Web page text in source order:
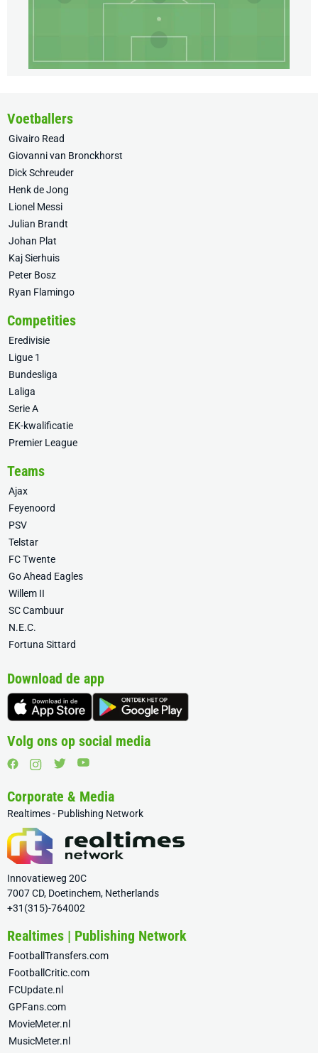
Voetballers
Givairo Read
Giovanni van Bronckhorst
Dick Schreuder
Henk de Jong
Lionel Messi
Julian Brandt
Johan Plat
Kaj Sierhuis
Peter Bosz
Ryan Flamingo
Competities
Eredivisie
Ligue 1
Bundesliga
Laliga
Serie A
EK-kwalificatie
Premier League
Teams
Ajax
Feyenoord
PSV
Telstar
FC Twente
Go Ahead Eagles
Willem II
SC Cambuur
N.E.C.
Fortuna Sittard
Download de app
Volg ons op social media
Corporate & Media
Realtimes - Publishing Network
Innovatieweg 20C
7007 CD, Doetinchem, Netherlands
+31(315)-764002
Realtimes | Publishing Network
FootballTransfers.com
FootballCritic.com
FCUpdate.nl
GPFans.com
MovieMeter.nl
MusicMeter.nl